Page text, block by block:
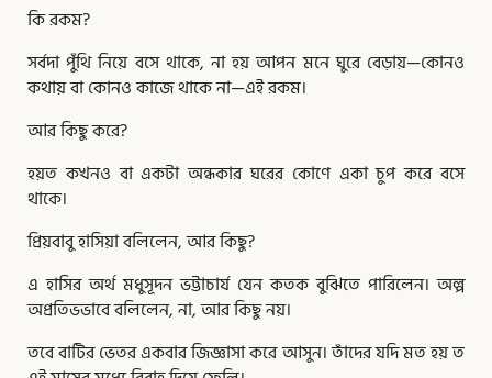
কি রকম?
সর্বদা পুঁথি নিয়ে বসে থাকে, না হয় আপন মনে ঘুরে বেড়ায়—কোনও
কথায় বা কোনও কাজে থাকে না—এই রকম।
আর কিছু করে?
হয়ত কখনও বা একটা অন্ধকার ঘরের কোণে একা চুপ করে বসে
থাকে।
প্রিয়বাবু হাসিয়া বলিলেন, আর কিছু?
এ হাসির অর্থ মধুসূদন ভট্টাচার্য যেন কতক বুঝিতে পারিলেন। অল্প
অপ্রতিভভাবে বলিলেন, না, আর কিছু নয়।
তবে বাটির ভেতর একবার জিজ্ঞাসা করে আসুন। তাঁদের যদি মত হয় ত